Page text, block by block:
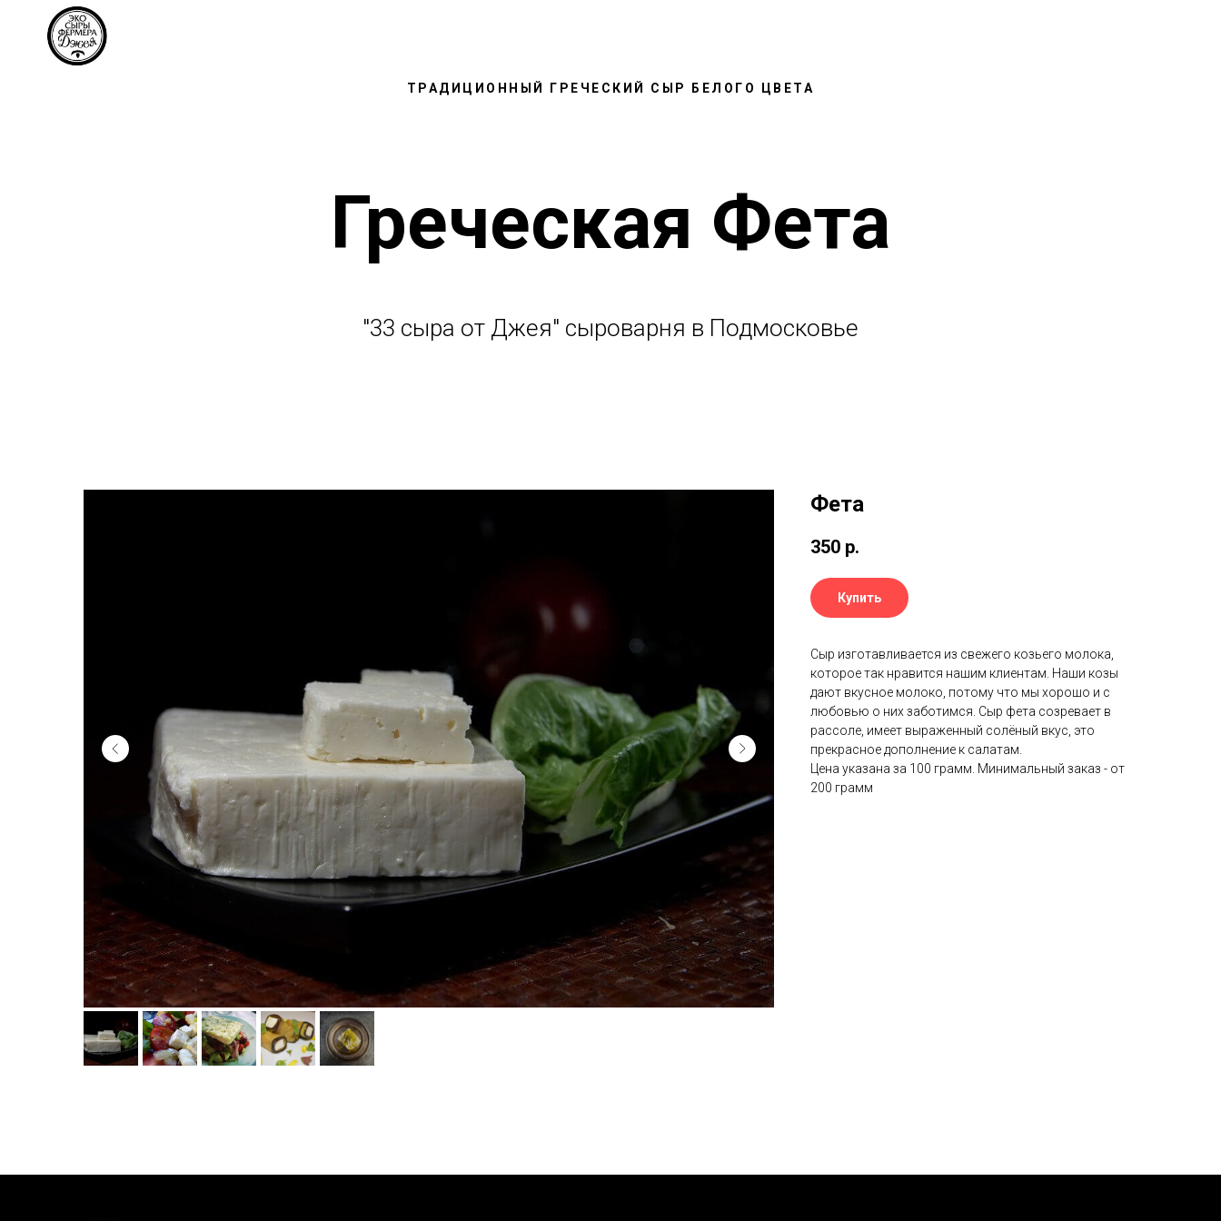
ТРАДИЦИОННЫЙ ГРЕЧЕСКИЙ СЫР БЕЛОГО ЦВЕТА
Греческая Фета
"33 сыра от Джея" сыроварня в Подмосковье
Фета
350 р.
Купить
Сыр изготавливается из свежего козьего молока,
которое так нравится нашим клиентам. Наши козы
дают вкусное молоко, потому что мы хорошо и с
любовью о них заботимся. Сыр фета созревает в
рассоле, имеет выраженный солёный вкус, это
прекрасное дополнение к салатам.
Цена указана за 100 грамм. Минимальный заказ - от
200 грамм